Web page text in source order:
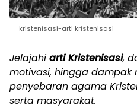
kristenisasi-arti kristenisasi
Jelajahi arti Kristenisasi,
motivasi, hingga dampak
penyebaran agama
serta masyarakat.